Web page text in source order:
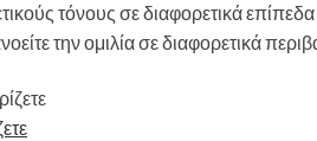
τόνους σε διαφορετικά
την ομιλία σε διαφορετικά